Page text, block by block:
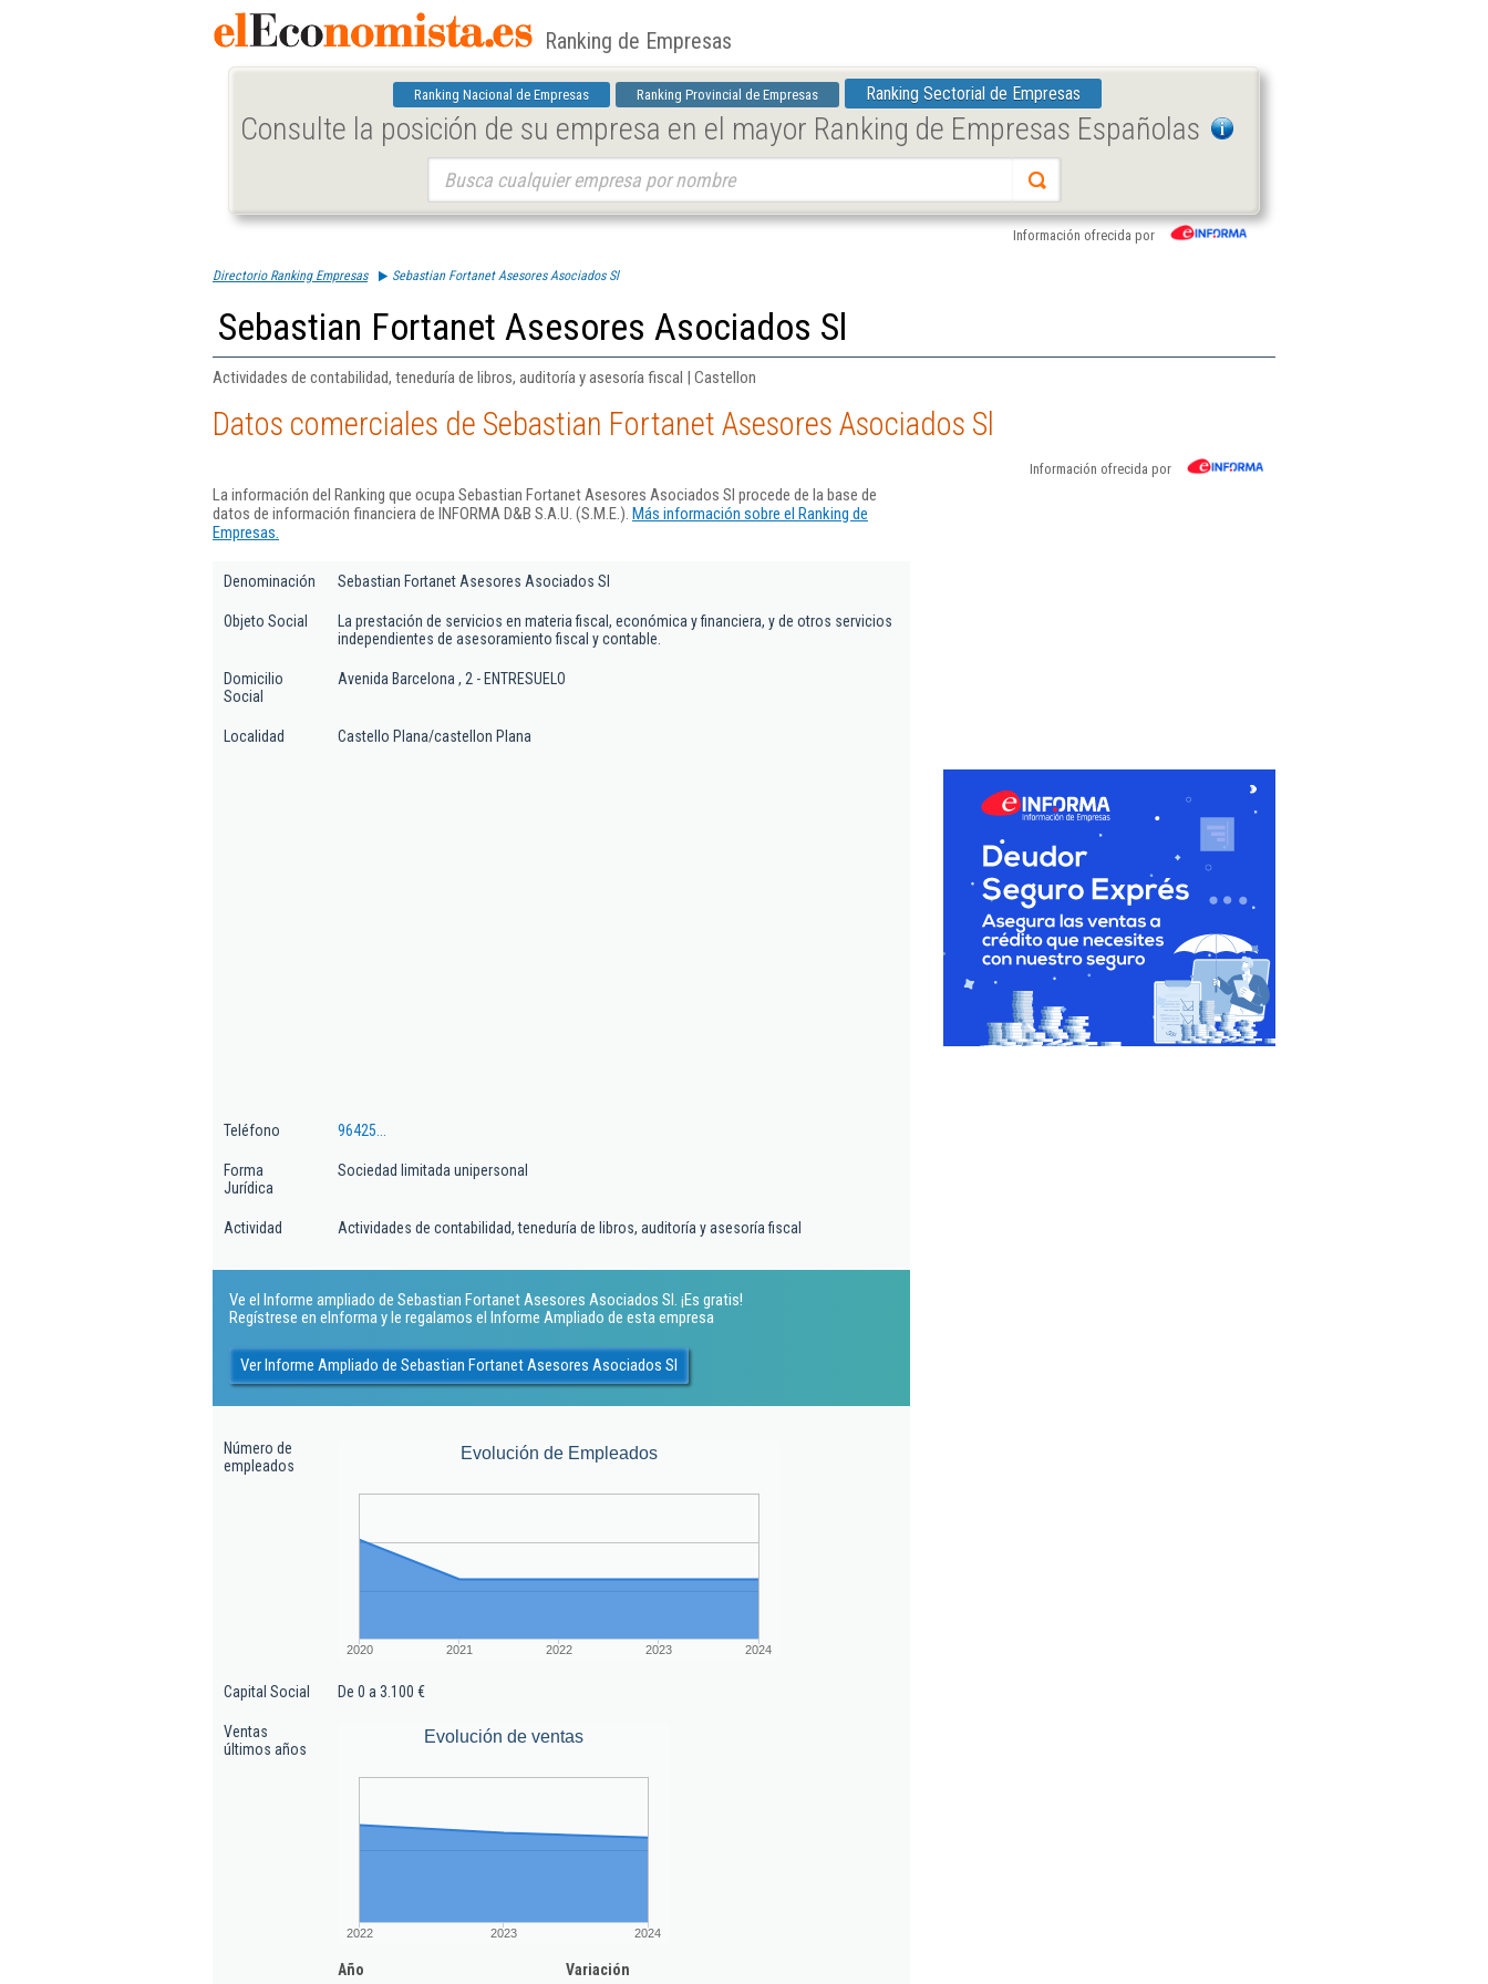
Ranking de Empresas
Ranking Nacional de Empresas Ranking Provincial de Empresas Ranking Sectorial de Empresas
Consulte la posición de su empresa en el mayor Ranking de Empresas Españolas
Información ofrecida por
Directorio Ranking Empresas Sebastian Fortanet Asesores Asociados Sl
Sebastian Fortanet Asesores Asociados Sl
Actividades de contabilidad, teneduría de libros, auditoría y asesoría fiscal | Castellon
Datos comerciales de Sebastian Fortanet Asesores Asociados Sl
Información ofrecida por
La información del Ranking que ocupa Sebastian Fortanet Asesores Asociados Sl procede de la base de
datos de información financiera de INFORMA D&B S.A.U. (S.M.E.). Más información sobre el Ranking de
Empresas.
Denominación Sebastian Fortanet Asesores Asociados Sl
Objeto Social
La prestación de servicios en materia fiscal, económica y financiera, y de otros servicios
independientes de asesoramiento fiscal y contable.
Domicilio
Social
Avenida Barcelona , 2 - ENTRESUELO
Localidad Castello Plana/castellon Plana
Teléfono 96425...
Forma
Jurídica
Sociedad limitada unipersonal
Actividad Actividades de contabilidad, teneduría de libros, auditoría y asesoría fiscal
Ve el Informe ampliado de Sebastian Fortanet Asesores Asociados Sl. ¡Es gratis!
Regístrese en eInforma y le regalamos el Informe Ampliado de esta empresa
Ver Informe Ampliado de Sebastian Fortanet Asesores Asociados Sl
Número de
empleados
Evolución de Empleados
2020 2021 2022 2023 2024
Capital Social De 0 a 3.100 €
Ventas
últimos años
Evolución de ventas
2022 2023 2024
Año
Variación